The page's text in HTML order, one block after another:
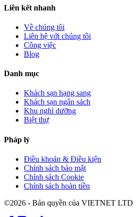
Liên kết nhanh
Về chúng tôi
Liên hệ với chúng tôi
Công việc
Blog
Danh mục
Khách sạn hạng sang
Khách sạn ngân sách
Khu nghỉ dưỡng
Biệt thự
Pháp lý
Điều khoản & Điều kiện
Chính sách bảo mật
Chính sách Cookie
Chính sách hoàn tiền
©2026 - Bản quyền của VIETNET LTD